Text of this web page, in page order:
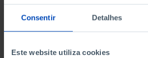
Consentir Detalhes
Este website utiliza cookies
DATA DE FIM